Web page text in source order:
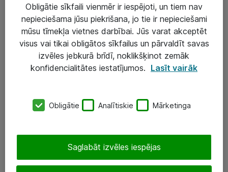
IT serviss un atbalsts
IT infrastruktūra
Darba vietu IT risinājumi
Serveri un datu centri
SIA „ATEA”
eShop@atea.lv
Obligātie sīkfaili vienmēr ir iespējoti, un tiem nav
nepieciešama jūsu piekrišana, jo tie ir nepieciešami
mūsu tīmekļa vietnes darbībai. Jūs varat akceptēt
visus vai tikai obligātos sīkfailus un pārvaldīt savas
izvēles jebkurā brīdī, noklikšķinot zemāk
konfidencialitātes iestatījumos. Lasīt vairāk
Obligātie Analītiskie Mārketinga
Saglabāt izvēles iespējas